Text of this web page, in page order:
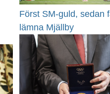
Först SM-guld, sedan
lämna Mjällby